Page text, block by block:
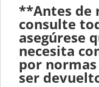
**Antes de
consulte
asegúrese
necesita
por
ser